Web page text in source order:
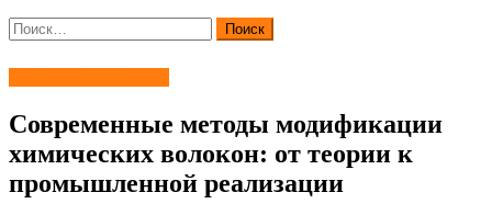
Найти:
Современные методы модификации
химических волокон: от теории к
промышленной реализации